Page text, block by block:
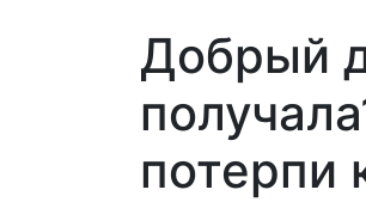
Добрый
потерпи